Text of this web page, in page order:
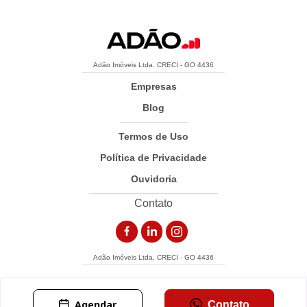
Agendar Contato
Adão Imóveis Ltda. CRECI - GO 4436
Empresas
Blog
Termos de Uso
Política de Privacidade
Ouvidoria
Contato
Adão Imóveis Ltda. CRECI - GO 4436